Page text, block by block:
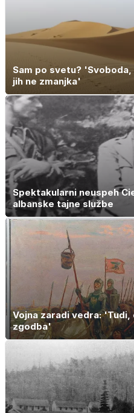
Sam po svetu?
jih ne zmanjka'
Spektakularni neuspeh
albanske tajne službe
Vojna zaradi vedra:
zgodba'